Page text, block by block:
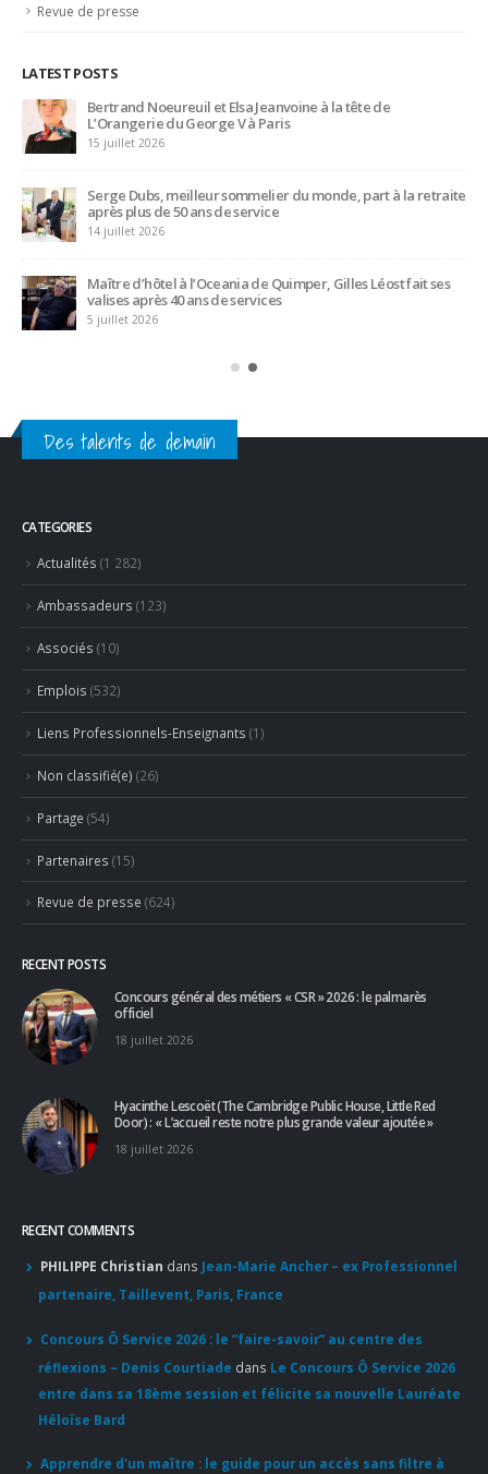
Revue de presse
LATEST POSTS
Bertrand Noeureuil et Elsa Jeanvoine à la tête de
L’Orangerie du George V à Paris
15 juillet 2026
Serge Dubs, meilleur sommelier du monde, part à la retraite
après plus de 50 ans de service
14 juillet 2026
Maître d’hôtel à l’Oceania de Quimper, Gilles Léost fait ses
valises après 40 ans de services
5 juillet 2026
Des talents de demain
CATEGORIES
Actualités (1 282)
Ambassadeurs (123)
Associés (10)
Emplois (532)
Liens Professionnels-Enseignants (1)
Non classifié(e) (26)
Partage (54)
Partenaires (15)
Revue de presse (624)
RECENT POSTS
Concours général des métiers « CSR » 2026 : le palmarès
officiel
18 juillet 2026
Hyacinthe Lescoët (The Cambridge Public House, Little Red
Door) : « L’accueil reste notre plus grande valeur ajoutée »
18 juillet 2026
RECENT COMMENTS
PHILIPPE Christian dans Jean-Marie Ancher – ex Professionnel
partenaire, Taillevent, Paris, France
Concours Ô Service 2026 : le “faire-savoir” au centre des
réflexions – Denis Courtiade dans Le Concours Ô Service 2026
entre dans sa 18ème session et félicite sa nouvelle Lauréate
Héloïse Bard
Apprendre d'un maître : le guide pour un accès sans filtre à